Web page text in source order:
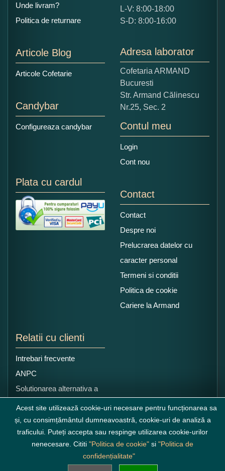
Ce nota acordati acestui produs?
5
Copiati alaturi numarul din imagine:
Unde livram?
Politica de returnare
Articole Blog
Articole Cofetarie
Candybar
Configureaza candybar
L-V: 8:00-18:00
S-D: 8:00-16:00
Adresa laborator
Cofetaria ARMAND
Bucuresti
Str. Armand Călinescu
Nr.25, Sec. 2
Contul meu
Login
Cont nou
Plata cu cardul
Contact
Contact
Despre noi
Prelucrarea datelor cu
caracter personal
Termeni si conditii
Politica de cookie
Cariere la Armand
Relatii cu clienti
Intrebari frecvente
ANPC
Solutionarea alternativa a
litigiilor
Acest site utilizează cookie-uri necesare pentru funcționarea sa
și, cu consimțământul dumneavoastră, cookie-uri de analiză a
traficului. Puteți accepta sau respinge utilizarea cookie-urilor
nenecesare. Cititi "Politica de cookie" si "Politica de
confidențialitate"